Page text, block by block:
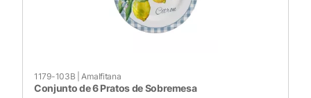
1179-103B |Amalfitana
Conjunto de 6 Pratos de Sobremesa